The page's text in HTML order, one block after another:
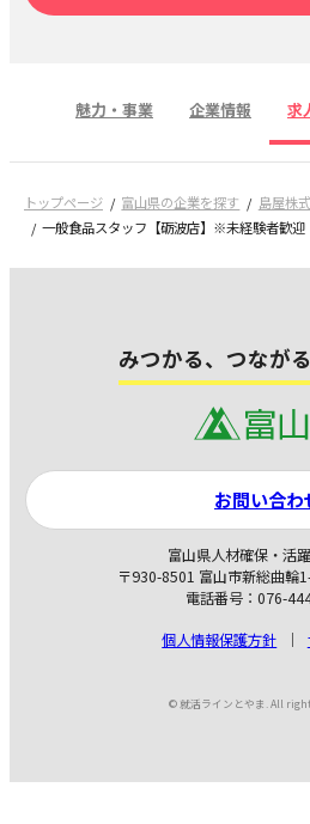
魅力・事業 企業情報 求
トップページ 富山県の企業を探す 島屋株
一般食品スタッフ【砺波店】※未経験者歓迎
みつかる、つなが
富山県人材確保・活
〒930-8501 富山市新総曲輪
電話番号：076-
個人情報保護方針
お問い合わ
© 就活ラインとやま. All